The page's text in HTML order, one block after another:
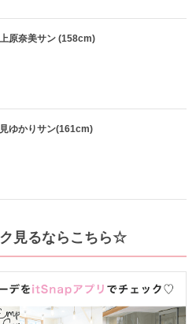
原奈美サン (158cm)
ゆかりサン(161cm)
見るならこちら☆